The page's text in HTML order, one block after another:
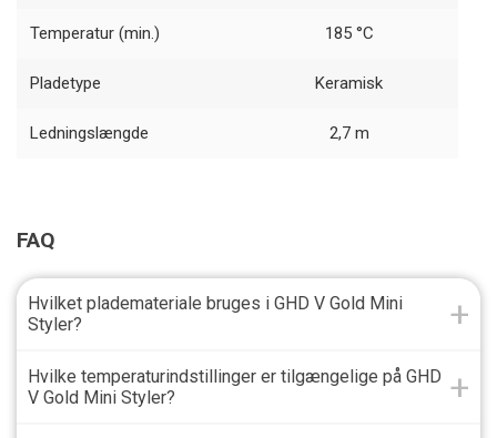
Temperatur (min.) 185 °C
Pladetype Keramisk
Ledningslængde 2,7 m
FAQ
Hvilket plademateriale bruges i GHD V Gold Mini
Styler?
Hvilke temperaturindstillinger er tilgængelige på GHD
V Gold Mini Styler?